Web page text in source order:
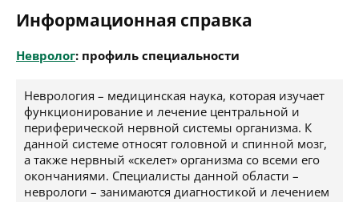
Информационная справка
Невролог: профиль специальности
Неврология – медицинская наука, которая изучает
функционирование и лечение центральной и
периферической нервной системы организма. К
данной системе относят головной и спинной мозг,
а также нервный «скелет» организма со всеми его
окончаниями. Специалисты данной области –
неврологи – занимаются диагностикой и лечением